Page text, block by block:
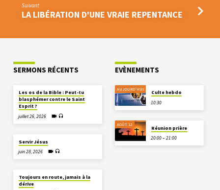
Suivant
LA LIBÉRATION D'UNE VRAIE REPENTANCE
SERMONS RÉCENTS
Les os de la Bible : Peut-tu
blasphémer contre le Saint
Esprit ?
juillet 26, 2026
Servir Jésus
juin 28, 2026
Toujours en route, jamais à la
dérive
EVÈNEMENTS
AUJOURD'HUI
Culte hebdo
10:30
AOÛT 12
Réunion prière
20:00 – 21:00